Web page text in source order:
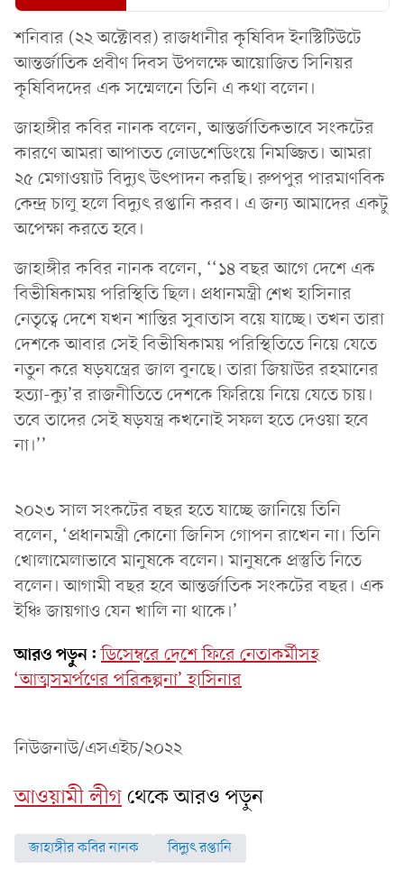
শনিবার (২২ অক্টোবর) রাজধানীর কৃষিবিদ ইনস্টিটিউটে
আন্তর্জাতিক প্রবীণ দিবস উপলক্ষে আয়োজিত সিনিয়র
কৃষিবিদদের এক সম্মেলনে তিনি এ কথা বলেন।
জাহাঙ্গীর কবির নানক বলেন, আন্তর্জাতিকভাবে সংকটের
কারণে আমরা আপাতত লোডশেডিংয়ে নিমজ্জিত। আমরা
২৫ মেগাওয়াট বিদ্যুৎ উৎপাদন করছি। রুপপুর পারমাণবিক
কেন্দ্র চালু হলে বিদ্যুৎ রপ্তানি করব। এ জন্য আমাদের একটু
অপেক্ষা করতে হবে।
জাহাঙ্গীর কবির নানক বলেন, ‌‘‘১৪ বছর আগে দেশে এক
বিভীষিকাময় পরিস্থিতি ছিল। প্রধানমন্ত্রী শেখ হাসিনার
নেতৃত্বে দেশে যখন শান্তির সুবাতাস বয়ে যাচ্ছে। তখন তারা
দেশকে আবার সেই বিভীষিকাময় পরিস্থিতিতে নিয়ে যেতে
নতুন করে ষড়যন্ত্রের জাল বুনছে। তারা জিয়াউর রহমানের
হত্যা-ক্যু’র রাজনীতিতে দেশকে ফিরিয়ে নিয়ে যেতে চায়।
তবে তাদের সেই ষড়যন্ত্র কখনোই সফল হতে দেওয়া হবে
না।’’
২০২৩ সাল সংকটের বছর হতে যাচ্ছে জানিয়ে তিনি
বলেন, ‌‘প্রধানমন্ত্রী কোনো জিনিস গোপন রাখেন না। তিনি
খোলামেলাভাবে মানুষকে বলেন। মানুষকে প্রস্তুতি নিতে
বলেন। আগামী বছর হবে আন্তর্জাতিক সংকটের বছর। এক
ইঞ্চি জায়গাও যেন খালি না থাকে।’
আরও পড়ুন: ডিসেম্বরে দেশে ফিরে নেতাকর্মীসহ
‘আত্মসমর্পণের পরিকল্পনা’ হাসিনার
নিউজনাউ/এসএইচ/২০২২
আওয়ামী লীগথেকে আরও পড়ুন
জাহাঙ্গীর কবির নানক বিদ্যুৎ রপ্তানি